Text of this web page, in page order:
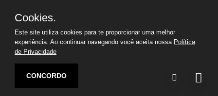
© 2019 Jorge Gomes
Advogados. Direitos Reservados
Argon | Otimização de Sites
Cookies.
Este site utiliza cookies para te proporcionar uma melhor
experiência. Ao continuar navegando você aceita nossa Política
de Privacidade
CONCORDO